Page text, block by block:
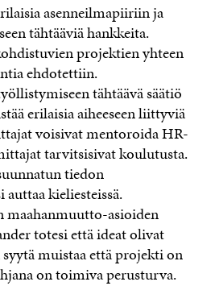
asenneilmapiiriin ja
tähtääviä hankkeita.
projektien yhteen
ehdotettiin.
tähtäävä säätiö
erilaisia aiheeseen liittyviä
voisivat mentoroida HR-
tarvitsisivat koulutusta.
tiedon
kieliesteissä.
maahanmuutto-asioiden
totesi että ideat olivat
muistaa että projekti on
on toimiva perusturva.